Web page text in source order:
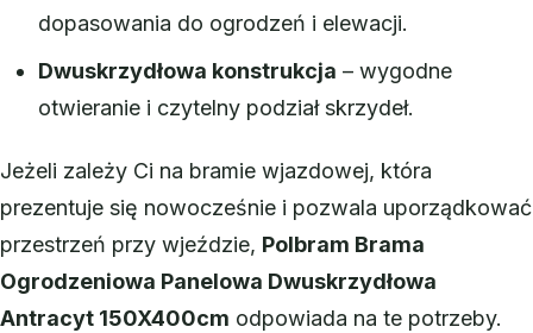
dopasowania do ogrodzeń i elewacji.
Dwuskrzydłowa konstrukcja – wygodne
otwieranie i czytelny podział skrzydeł.
Jeżeli zależy Ci na bramie wjazdowej, która
prezentuje się nowocześnie i pozwala uporządkować
przestrzeń przy wjeździe, Polbram Brama
Ogrodzeniowa Panelowa Dwuskrzydłowa
Antracyt 150X400cm odpowiada na te potrzeby.